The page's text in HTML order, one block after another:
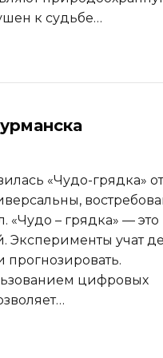
к судьбе…
«Чудо-грядка» от
«Чудо – грядка» — это
Эксперименты учат
прогнозировать.
цифровых